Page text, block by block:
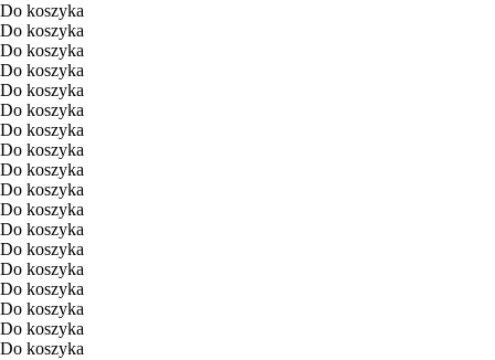
Do koszyka
Do koszyka
Do koszyka
Do koszyka
Do koszyka
Do koszyka
Do koszyka
Do koszyka
Do koszyka
Do koszyka
Do koszyka
Do koszyka
Do koszyka
Do koszyka
Do koszyka
Do koszyka
Do koszyka
Do koszyka